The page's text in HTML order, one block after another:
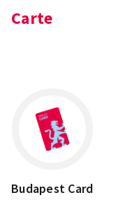
Carte
Budapest Card